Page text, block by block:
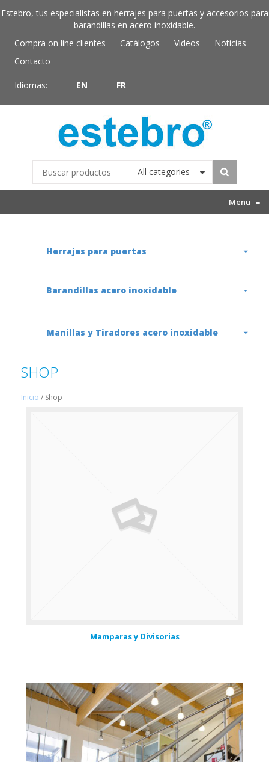
Estebro, tus especialistas en herrajes para puertas y accesorios para
barandillas en acero inoxidable.
Compra on line clientes
Catálogos Videos
Noticias
Contacto
Idiomas: EN FR
All categories
Menu ≡
Herrajes para puertas
Barandillas acero inoxidable
Manillas y Tiradores acero inoxidable
SHOP
Inicio / Shop
Mamparas y Divisorias